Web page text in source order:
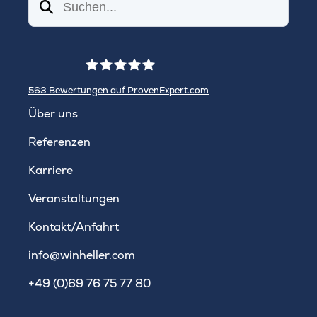
Suchen
563 Bewertungen auf ProvenExpert.com
Über uns
Referenzen
Karriere
Veranstaltungen
Kontakt/Anfahrt
info@winheller.com
+49 (0)69 76 75 77 80